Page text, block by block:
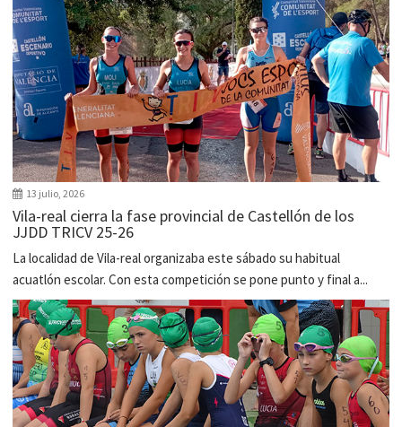
13 julio, 2026
Vila-real cierra la fase provincial de Castellón de los
JJDD TRICV 25-26
La localidad de Vila-real organizaba este sábado su habitual
acuatlón escolar. Con esta competición se pone punto y final a...